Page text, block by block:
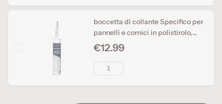
boccetta di collante Specifico per
pannelli e cornici in polistirolo,
rapida asciugatura, antimuffa,
effetto ventosa.
€12.99